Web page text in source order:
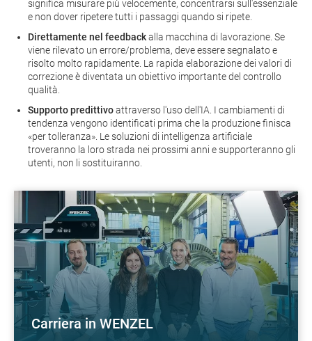
significa misurare più velocemente, concentrarsi sull'essenziale
e non dover ripetere tutti i passaggi quando si ripete.
Direttamente nel feedbackalla macchina di lavorazione. Se
viene rilevato un errore/problema, deve essere segnalato e
risolto molto rapidamente. La rapida elaborazione dei valori di
correzione è diventata un obiettivo importante del controllo
qualità.
Supporto predittivoattraverso l'uso dell'IA. I cambiamenti di
tendenza vengono identificati prima che la produzione finisca
«per tolleranza». Le soluzioni di intelligenza artificiale
troveranno la loro strada nei prossimi anni e supporteranno gli
utenti, non li sostituiranno.
Carriera in WENZEL